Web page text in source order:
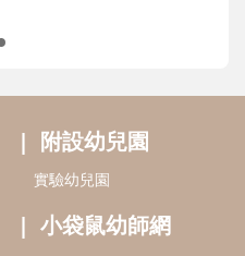
附設幼兒園
實驗幼兒園
小袋鼠幼師網